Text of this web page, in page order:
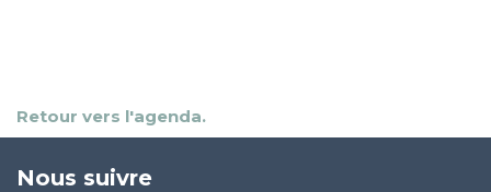
Retour vers l'agenda.
Nous suivre